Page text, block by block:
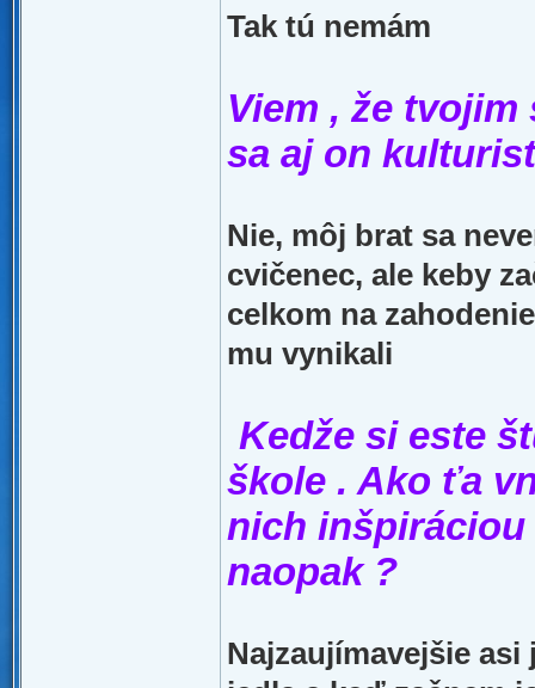
Tak tú nemám
Viem , že
sa aj on
Nie, môj brat sa
cvičenec, ale keby
celkom na
mu vynikali
Kedže si este
škole . Ako ťa
nich
naopak ?
Najzaujímavejšie